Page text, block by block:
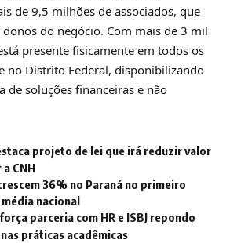
de 9,5 milhões de associados, que
do negócio. Com mais de 3 mil
presente fisicamente em todos os
no Distrito Federal, disponibilizando
de soluções financeiras e não
projeto de lei que irá reduzir valor
CNH
36% no Paraná no primeiro
nacional
parceria com HR e ISBJ repondo
práticas acadêmicas